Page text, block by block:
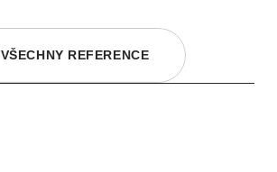
VŠECHNY REFERENCE